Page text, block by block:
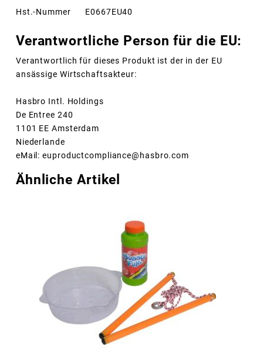
Hst.-Nummer
E0667EU40
Verantwortliche Person für die EU:
Verantwortlich für dieses Produkt ist der in der EU
ansässige Wirtschaftsakteur:
Hasbro Intl. Holdings
De Entree 240
1101 EE Amsterdam
Niederlande
eMail: euproductcompliance@hasbro.com
Ähnliche Artikel